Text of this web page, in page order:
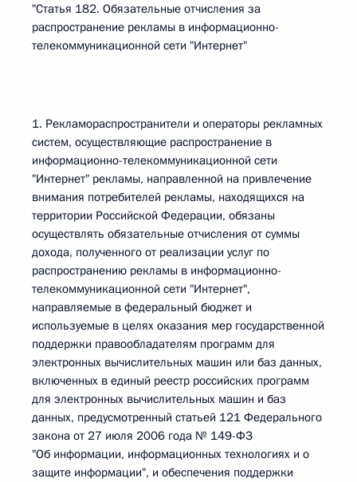
"Статья 182. Обязательные отчисления за
распространение рекламы в информационно-
телекоммуникационной сети "Интернет"
1. Рекламораспространители и операторы рекламных
систем, осуществляющие распространение в
информационно-телекоммуникационной сети
"Интернет" рекламы, направленной на привлечение
внимания потребителей рекламы, находящихся на
территории Российской Федерации, обязаны
осуществлять обязательные отчисления от суммы
дохода, полученного от реализации услуг по
распространению рекламы в информационно-
телекоммуникационной сети "Интернет",
направляемые в федеральный бюджет и
используемые в целях оказания мер государственной
поддержки правообладателям программ для
электронных вычислительных машин или баз данных,
включенных в единый реестр российских программ
для электронных вычислительных машин и баз
данных, предусмотренный статьей 121 Федерального
закона от 27 июля 2006 года № 149-ФЗ
"Об информации, информационных технологиях и о
защите информации", и обеспечения поддержки